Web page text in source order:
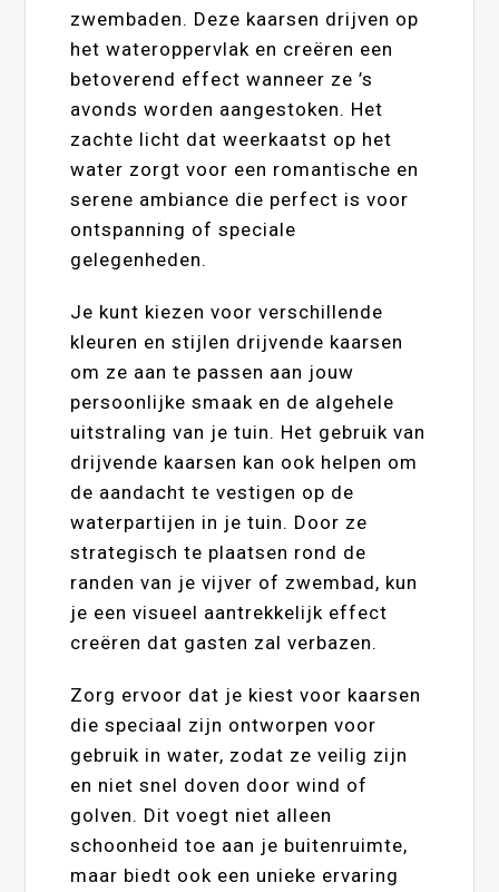
zwembaden. Deze kaarsen drijven op
het wateroppervlak en creëren een
betoverend effect wanneer ze ’s
avonds worden aangestoken. Het
zachte licht dat weerkaatst op het
water zorgt voor een romantische en
serene ambiance die perfect is voor
ontspanning of speciale
gelegenheden.
Je kunt kiezen voor verschillende
kleuren en stijlen drijvende kaarsen
om ze aan te passen aan jouw
persoonlijke smaak en de algehele
uitstraling van je tuin. Het gebruik van
drijvende kaarsen kan ook helpen om
de aandacht te vestigen op de
waterpartijen in je tuin. Door ze
strategisch te plaatsen rond de
randen van je vijver of zwembad, kun
je een visueel aantrekkelijk effect
creëren dat gasten zal verbazen.
Zorg ervoor dat je kiest voor kaarsen
die speciaal zijn ontworpen voor
gebruik in water, zodat ze veilig zijn
en niet snel doven door wind of
golven. Dit voegt niet alleen
schoonheid toe aan je buitenruimte,
maar biedt ook een unieke ervaring